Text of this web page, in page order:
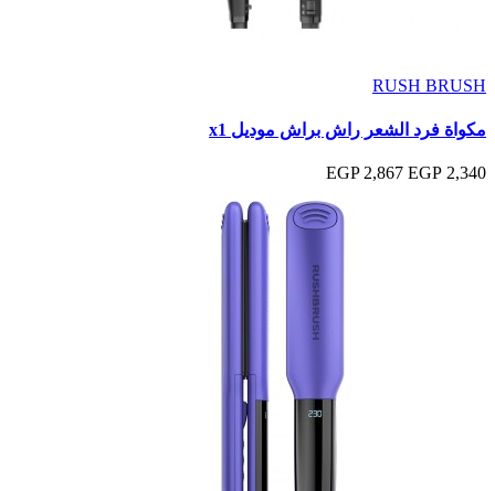
RUSH BRUSH
مكواة فرد الشعر راش براش موديل x1
2,340 EGP
2,867 EGP